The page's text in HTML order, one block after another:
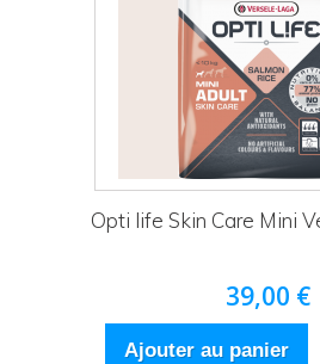
Opti life Skin Care Mini
39,00 €
Ajouter au panier